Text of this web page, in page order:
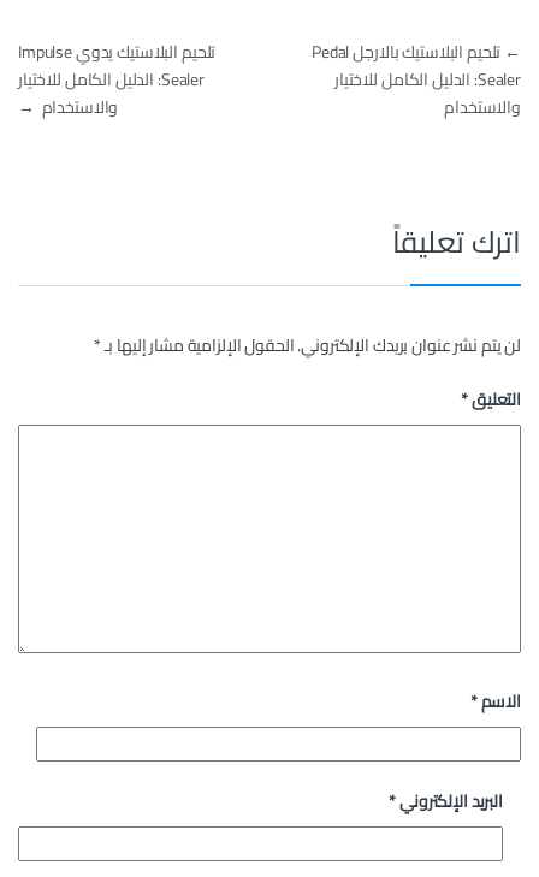
تصفّح المقالات
←
تلحيم البلاستيك بالارجل Pedal
Sealer: الدليل الكامل للاختيار
والاستخدام
تلحيم البلاستيك يدوي Impulse
Sealer: الدليل الكامل للاختيار
والاستخدام →
اترك تعليقاً
لن يتم نشر عنوان بريدك الإلكتروني.الحقول الإلزامية مشار إليها بـ*
التعليق*
الاسم*
البريد الإلكتروني*